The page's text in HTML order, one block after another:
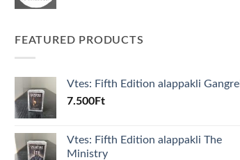
FEATURED PRODUCTS
Vtes: Fifth Edition alappakli Gangrel
7.500Ft
Vtes: Fifth Edition alappakli The
Ministry